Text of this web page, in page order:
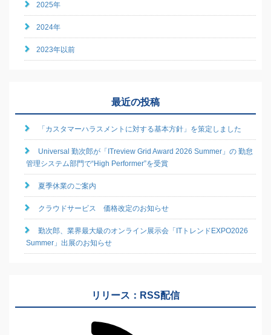
2025年
2024年
2023年以前
最近の投稿
「カスタマーハラスメントに対する基本方針」を策定しました
Universal 勤次郎が「ITreview Grid Award 2026 Summer」の 勤怠
管理システム部門で“High Performer”を受賞
夏季休業のご案内
クラウドサービス 価格改定のお知らせ
勤次郎、業界最大級のオンライン展示会「ITトレンドEXPO2026
Summer」出展のお知らせ
リリース：RSS配信